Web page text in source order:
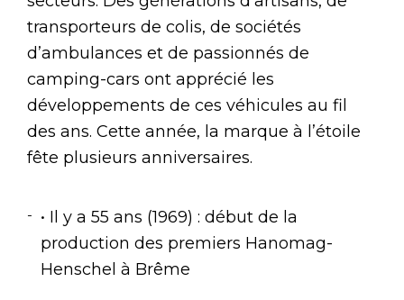
transporteurs de colis, de sociétés
d’ambulances et de passionnés de
camping-cars ont apprécié les
développements de ces véhicules au fil
des ans. Cette année, la marque à l’étoile
fête plusieurs anniversaires.
• Il y a 55 ans (1969) : début de la
production des premiers Hanomag-
Henschel à Brême